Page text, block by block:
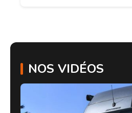
NOS VIDÉOS